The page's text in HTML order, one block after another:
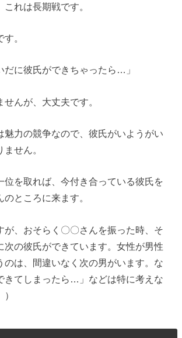
れは長期戦です。
。
だに彼氏ができちゃったら…」
んが、大丈夫です。
魅力の競争なので、彼氏がいようがい
せん。
位を取れば、今付き合っている彼氏を
ところに来ます。
が、おそらく〇〇さんを振った時、そ
次の彼氏ができています。女性が男性
のは、間違いなく次の男がいます。な
きてしまったら…」などは特に考えな